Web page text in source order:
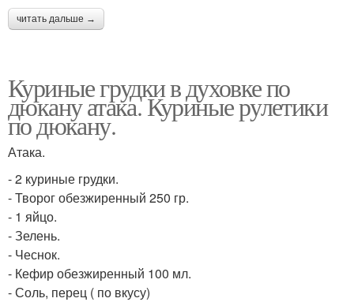
читать дальше →
Куриные грудки в духовке по
дюкану атака. Куриные рулетики
по дюкану.
Атака.
- 2 куриные грудки.
- Творог обезжиренный 250 гр.
- 1 яйцо.
- Зелень.
- Чеснок.
- Кефир обезжиренный 100 мл.
- Соль, перец ( по вкусу)